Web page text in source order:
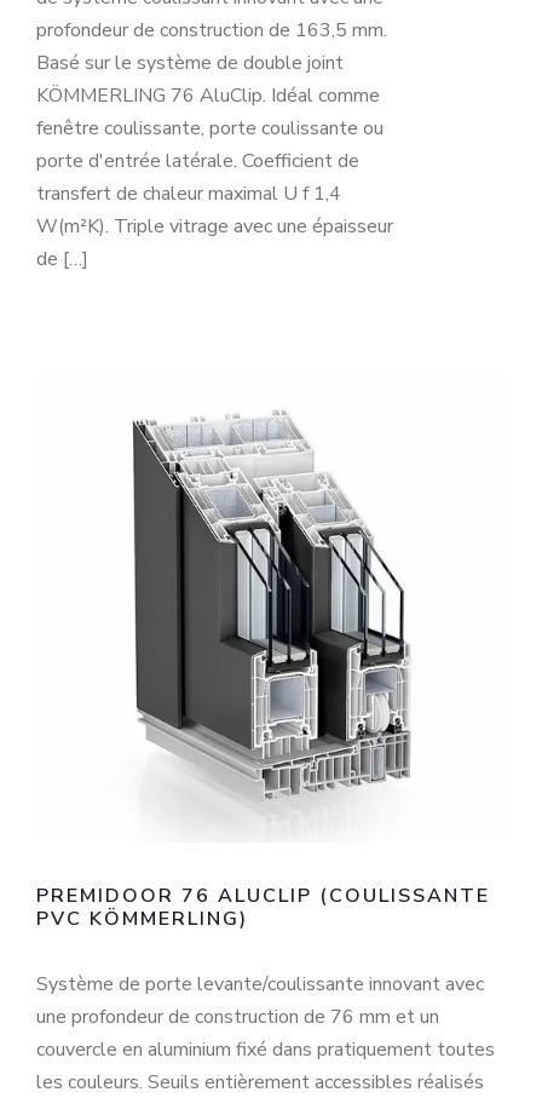
profondeur de construction de 163,5 mm.
Basé sur le système de double joint
KÖMMERLING 76 AluClip. Idéal comme
fenêtre coulissante, porte coulissante ou
porte d'entrée latérale. Coefficient de
transfert de chaleur maximal U f 1,4
W(m²K). Triple vitrage avec une épaisseur
de […]
PREMIDOOR 76 ALUCLIP (COULISSANTE
PVC KÖMMERLING)
Système de porte levante/coulissante innovant avec
une profondeur de construction de 76 mm et un
couvercle en aluminium fixé dans pratiquement toutes
les couleurs. Seuils entièrement accessibles réalisés